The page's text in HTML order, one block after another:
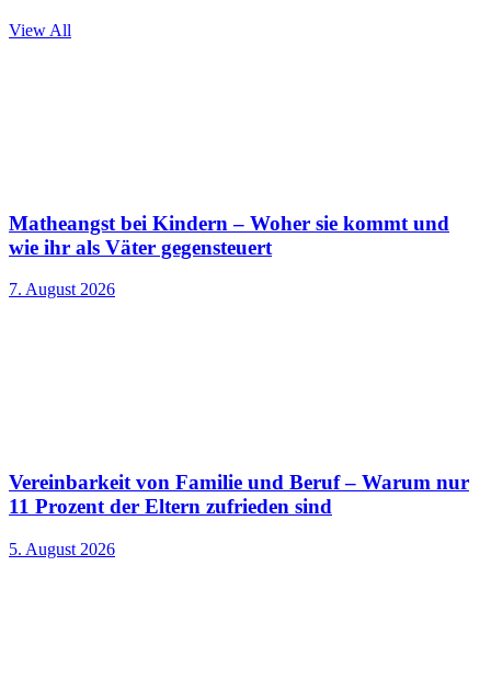
View All
Matheangst bei Kindern – Woher sie kommt und
wie ihr als Väter gegensteuert
7. August 2026
Vereinbarkeit von Familie und Beruf – Warum nur
11 Prozent der Eltern zufrieden sind
5. August 2026